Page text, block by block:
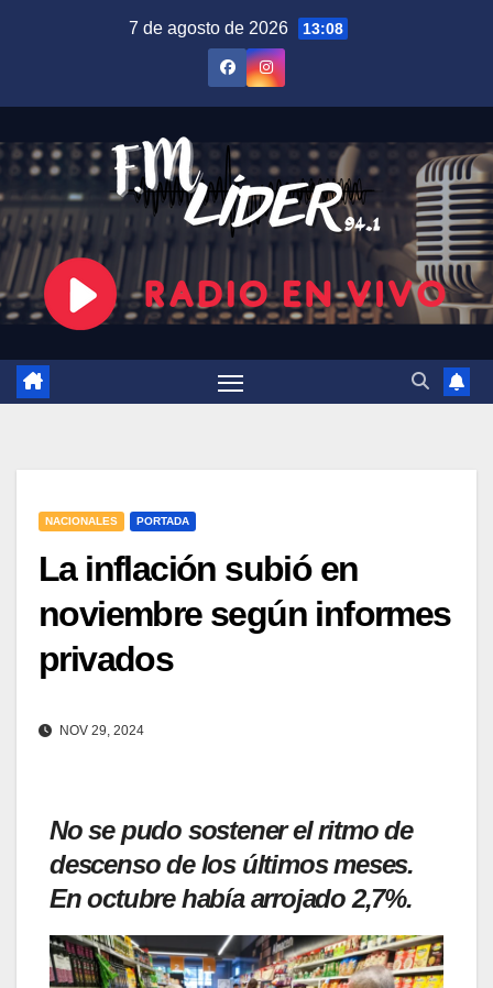
7 de agosto de 2026 13:08
NACIONALES PORTADA
La inflación subió en
noviembre según informes
privados
NOV 29, 2024
No se pudo sostener el ritmo de
descenso de los últimos meses.
En octubre había arrojado 2,7%.